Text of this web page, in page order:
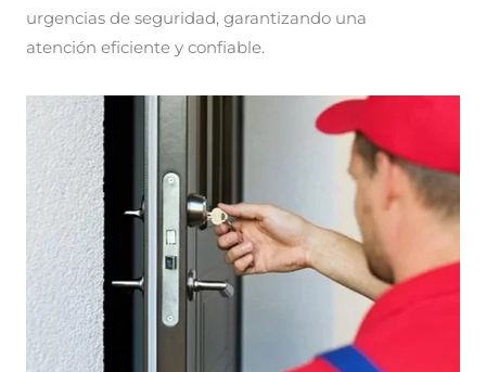
urgencias de seguridad, garantizando una
atención eficiente y confiable.